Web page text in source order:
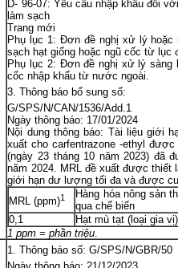
D- 96-07: Yêu cầu nhập khẩu đối
làm sạch
Trang mới
Phụ lục 1: Đơn đề nghị xử lý hoặc
sạch hạt giống hoặc ngũ cốc từ lục
Phụ lục 2: Đơn đề nghị xử lý sàng
cốc nhập khẩu từ nước ngoài.
Thông báo bổ sung số:
G/SPS/N/CAN/1536/Add.1
Ngày thông báo: 17/01/2024
Nội dung thông báo: Tài liệu giới
xuất cho carfentrazone -ethyl
(ngày 23 tháng 10 năm 2023) đã
năm 2024. MRL đề xuất được thiết
giới hạn dư lượng tối đa và được
MRL (ppm)1
Hàng hóa nông sản
qua chế biến
0,1
Hạt mù tạt (loại gia vị)
1 ppm = phần triệu
Thông báo số: G/SPS/N/GBR/50